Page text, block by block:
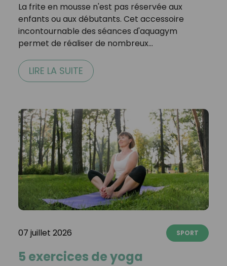
La frite en mousse n'est pas réservée aux
enfants ou aux débutants. Cet accessoire
incontournable des séances d'aquagym
permet de réaliser de nombreux…
LIRE LA SUITE
07 juillet 2026 SPORT
5 exercices de yoga